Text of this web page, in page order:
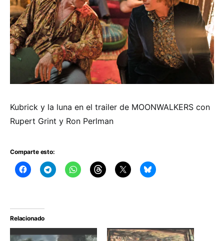
Kubrick y la luna en el trailer de MOONWALKERS con
Rupert Grint y Ron Perlman
Comparte esto:
Relacionado